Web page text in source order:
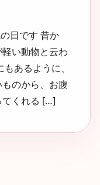
日です 昔か
い動物と云わ
あるように、
のから、お腹
てくれる […]